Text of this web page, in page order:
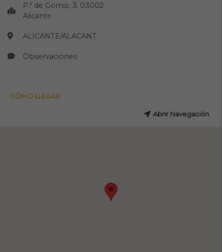
P.º de Gomiz, 3, 03002
Alicante
ALICANTE/ALACANT
Observaciones
CÓMO LLEGAR
Abrir Navegación